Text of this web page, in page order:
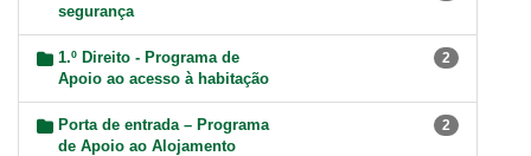
segurança
1.º Direito - Programa de
Apoio ao acesso à habitação
2
Porta de entrada – Programa
de Apoio ao Alojamento
2